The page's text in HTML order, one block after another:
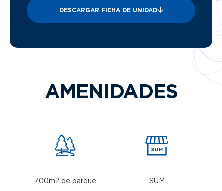
DESCARGAR FICHA DE UNIDAD
AMENIDADES
700m2 de parque SUM